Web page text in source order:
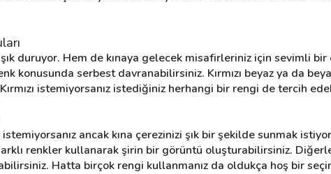
duruyor. Hem de kınaya gelecek misafirleriniz için sevimli bir
konusunda serbest davranabilirsiniz. Kırmızı beyaz ya da
istemiyorsanız istediğiniz herhangi bir rengi de tercih
ancak kına çerezinizi şık bir şekilde sunmak
renkler kullanarak şirin bir görüntü oluşturabilirsiniz.
Hatta birçok rengi kullanmanız da oldukça hoş bir